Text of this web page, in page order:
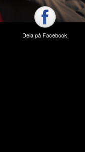
Dela på Facebook